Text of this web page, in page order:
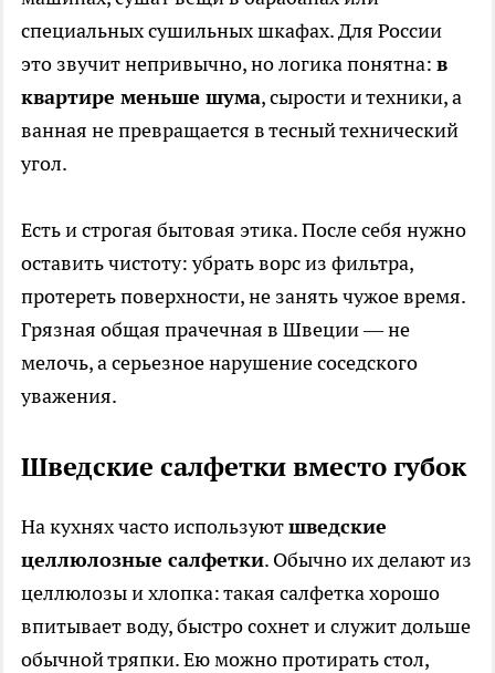
специальных сушильных шкафах. Для России
это звучит непривычно, но логика понятна: в
квартире меньше шума, сырости и техники, а
ванная не превращается в тесный технический
угол.
Есть и строгая бытовая этика. После себя нужно
оставить чистоту: убрать ворс из фильтра,
протереть поверхности, не занять чужое время.
Грязная общая прачечная в Швеции — не
мелочь, а серьезное нарушение соседского
уважения.
Шведские салфетки вместо губок
На кухнях часто используютшведские
целлюлозные салфетки. Обычно их делают из
целлюлозы и хлопка: такая салфетка хорошо
впитывает воду, быстро сохнет и служит дольше
обычной тряпки. Ею можно протирать стол,